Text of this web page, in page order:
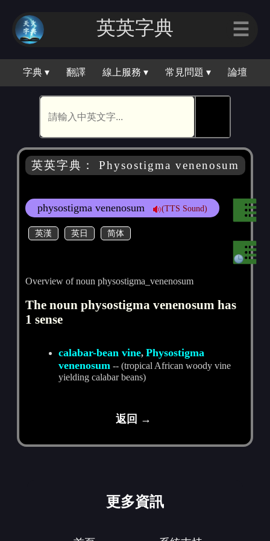
英英字典 ☰
字典 ▾ 翻譯 線上服務 ▾ 常見問題 ▾ 論壇
英英字典： Physostigma venenosum
physostigma venenosum (TTS Sound)
英漢 英日 简体
Overview of noun physostigma_venenosum
The noun physostigma venenosum has
1 sense
calabar-bean vine,Physostigma
venenosum -- (tropical African woody vine
yielding calabar beans)
返回 →
更多資訊